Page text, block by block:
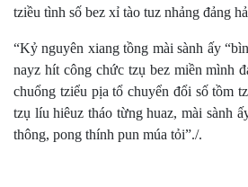
tziều tình số bez xỉ tào tuz nhảng đảng
“Kỷ nguyên xiang tồng mài sành ấy
nayz hít công chức tzụ bez miền mình
chuổng tziểu pịa tổ chuyển đổi số tồm
tzụ líu hiêuz tháo từng huaz, mài sành
thông, pong thính pun múa tỏi”./.